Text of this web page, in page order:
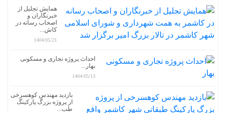
همایش تجلیل از
خبرنگاران و
اصحاب رسانه در
کاش...
1404/05/21
احداث پروژه تجاری و مسکونی
بهار...
1404/05/13
بازدید مهندس کوهسرخی
از پروژه بزرگ پارکینگ
طب...